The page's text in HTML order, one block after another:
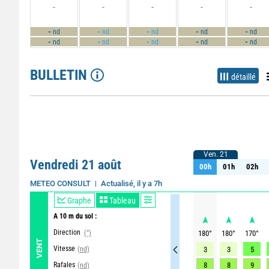
-
- nd
- nd
-
- nd
- nd
-
- nd
- nd
-
- nd
- nd
-
- nd
- nd
BULLETIN détaillé
Vendredi 21 août
METEO CONSULT Actualisé, il y a 7h
VENT
Graphe Tableau
A 10 m du sol :
Direction (°)
Vitesse (nd)
Rafales (nd)
Ven. 21
00h 01h 02h
Ven. 21
00h 01h 02h
180° 180° 170°
3
3 5
8
8 9